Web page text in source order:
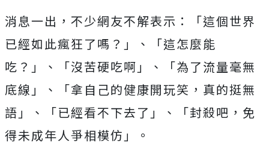
消息一出，不少網友不解表示：「這個世界
已經如此瘋狂了嗎？」、「這怎麼能
吃？」、「沒苦硬吃啊」、「為了流量毫無
底線」、「拿自己的健康開玩笑，真的挺無
語」、「已經看不下去了」、「封殺吧，免
得未成年人爭相模仿」。